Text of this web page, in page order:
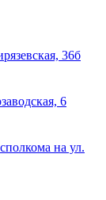
36б
6
на ул.